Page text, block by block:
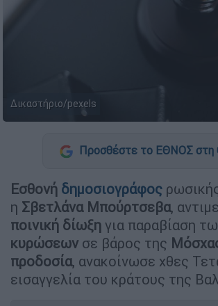
Δικαστήριο/pexels
Προσθέστε το ΕΘΝΟΣ στη
Εσθονή δημοσιογράφος
η Σβετλάνα Μπούρτσεβα,
ποινική δίωξη για παραβίαση
κυρώσεων σε βάρος της
προδοσία, ανακοίνωσε χθες
εισαγγελία του κράτους της